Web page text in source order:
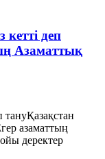
кеттi деп
Азаматтық
азаматтың
деректер